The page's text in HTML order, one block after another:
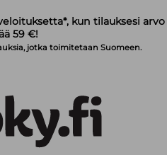
kun tilauksesi arvo
59 €!
jotka toimitetaan Suomeen.